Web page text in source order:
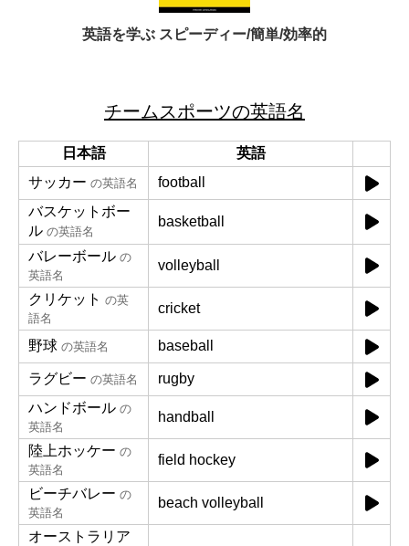
英語を学ぶ スピーディー/簡単/効率的
チームスポーツの英語名
日本語
英語
サッカー の英語名
football
バスケットボー
ル の英語名
basketball
バレーボール の
英語名
volleyball
クリケット の英
語名
cricket
野球 の英語名 baseball
ラグビー の英語名
rugby
ハンドボール の
英語名
handball
陸上ホッケー の
英語名
field hockey
ビーチバレー の
英語名
beach volleyball
オーストラリア